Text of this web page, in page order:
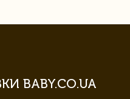
BABY.CO.UA